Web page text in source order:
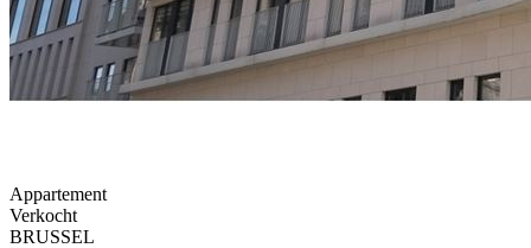
Appartement
Verkocht
BRUSSEL